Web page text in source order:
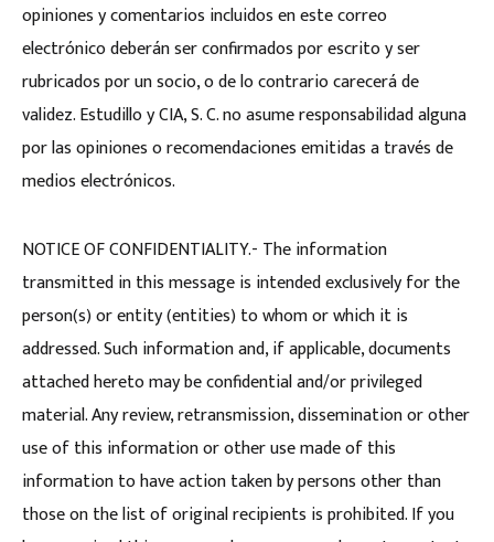
opiniones y comentarios incluidos en este correo
electrónico deberán ser confirmados por escrito y ser
rubricados por un socio, o de lo contrario carecerá de
validez. Estudillo y CIA, S. C. no asume responsabilidad alguna
por las opiniones o recomendaciones emitidas a través de
medios electrónicos.
NOTICE OF CONFIDENTIALITY.- The information
transmitted in this message is intended exclusively for the
person(s) or entity (entities) to whom or which it is
addressed. Such information and, if applicable, documents
attached hereto may be confidential and/or privileged
material. Any review, retransmission, dissemination or other
use of this information or other use made of this
information to have action taken by persons other than
those on the list of original recipients is prohibited. If you